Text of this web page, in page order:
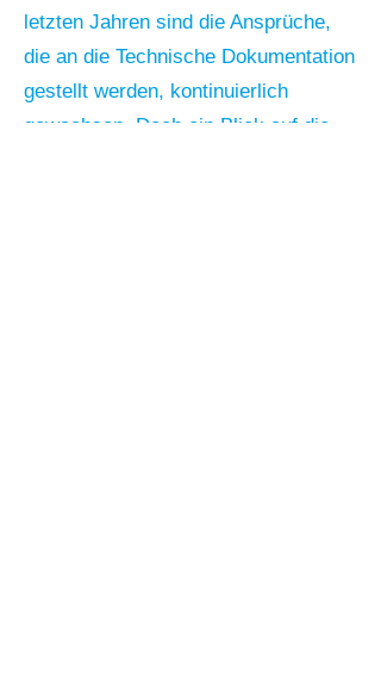
letzten Jahren sind die Ansprüche,
die an die Technische Dokumentation
gestellt werden, kontinuierlich
gewachsen. Doch ein Blick auf die